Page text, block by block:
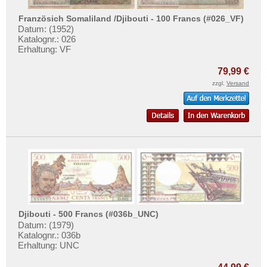
Guinea
Guinea-Bissau
Kamerun
Kongo, Republik
Lesotho
Liberia
Libyen
Madagaskar
Malawi
Testbanknoten
Banknotenbriefe
Kataloge
Informationen
Preislisten
Ankauf
Gratisbanknoten
FAQ
Französich Somaliland /Djibouti - 100 Francs (#026_VF)
Datum: (1952)
Katalognr.: 026
Erhaltung: VF
79,99 €
zzgl. Versand
Djibouti - 500 Francs (#036b_UNC)
Datum: (1979)
Katalognr.: 036b
Erhaltung: UNC